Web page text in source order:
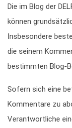
Die im Blog der
können
Insbesondere
die seinem
bestimmten Blog-
Sofern sich eine
Kommentare zu
Verantwortliche